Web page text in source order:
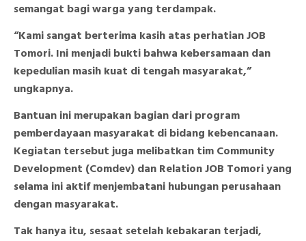
semangat bagi warga yang terdampak.
“Kami sangat berterima kasih atas perhatian JOB
Tomori. Ini menjadi bukti bahwa kebersamaan dan
kepedulian masih kuat di tengah masyarakat,”
ungkapnya.
Bantuan ini merupakan bagian dari program
pemberdayaan masyarakat di bidang kebencanaan.
Kegiatan tersebut juga melibatkan tim Community
Development (Comdev) dan Relation JOB Tomori yang
selama ini aktif menjembatani hubungan perusahaan
dengan masyarakat.
Tak hanya itu, sesaat setelah kebakaran terjadi,